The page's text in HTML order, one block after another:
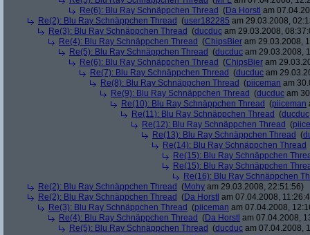
Re(6): Blu Ray Schnäppchen Thread (Da Horstl am
Re(2): Blu Ray Schnäppchen Thread (user182285 am 29.03.2008,
Re(3): Blu Ray Schnäppchen Thread (ducduc am 29.03.2008,
Re(4): Blu Ray Schnäppchen Thread (ChipsBier am 29.03.2008,
Re(5): Blu Ray Schnäppchen Thread (ducduc am 29.03.2008,
Re(6): Blu Ray Schnäppchen Thread (ChipsBier am
Re(7): Blu Ray Schnäppchen Thread (ducduc am
Re(8): Blu Ray Schnäppchen Thread (piiceman am
Re(9): Blu Ray Schnäppchen Thread (ducduc am
Re(10): Blu Ray Schnäppchen Thread (piiceman
Re(11): Blu Ray Schnäppchen Thread (ducduc
Re(12): Blu Ray Schnäppchen Thread (
Re(13): Blu Ray Schnäppchen Thread (
Re(14): Blu Ray Schnäppchen Thread
Re(15): Blu Ray Schnäppchen
Re(15): Blu Ray Schnäppchen
Re(16): Blu Ray Schnäppchen
Re(2): Blu Ray Schnäppchen Thread (Mohy am 29.03.2008, 22:51:56)
Re(2): Blu Ray Schnäppchen Thread (Da Horstl am 07.04.2008,
Re(3): Blu Ray Schnäppchen Thread (piiceman am 07.04.2008,
Re(4): Blu Ray Schnäppchen Thread (Da Horstl am 07.04.2008,
Re(5): Blu Ray Schnäppchen Thread (ducduc am 07.04.2008,